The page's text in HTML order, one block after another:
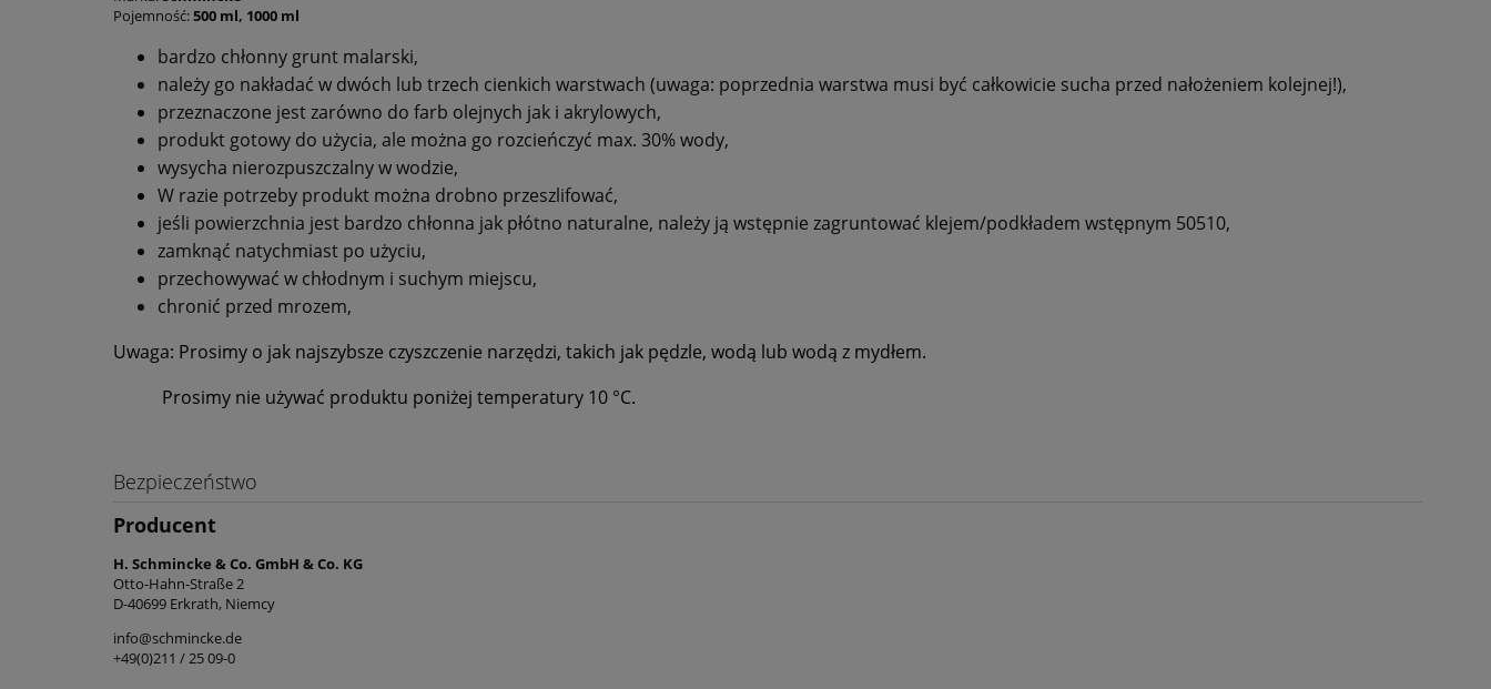
Pojemność:500 ml, 1000 ml
bardzo chłonny grunt malarski,
należy go nakładać w dwóch lub trzech cienkich warstwach (uwaga: poprzednia warstwa musi być całkowicie sucha przed nałożeniem kolejnej!),
przeznaczone jest zarówno do farb olejnych jak i akrylowych,
produkt gotowy do użycia, ale można go rozcieńczyć max. 30% wody,
wysycha nierozpuszczalny w wodzie,
W razie potrzeby produkt można drobno przeszlifować,
jeśli powierzchnia jest bardzo chłonna jak płótno naturalne, należy ją wstępnie zagruntować klejem/podkładem wstępnym 50510,
zamknąć natychmiast po użyciu,
przechowywać w chłodnym i suchym miejscu,
chronić przed mrozem,
Uwaga: Prosimy o jak najszybsze czyszczenie narzędzi, takich jak pędzle, wodą lub wodą z mydłem.
Prosimy nie używać produktu poniżej temperatury 10 °C.
Bezpieczeństwo
Producent
H. Schmincke & Co. GmbH & Co. KG
Otto-Hahn-Straße 2
D-40699 Erkrath, Niemcy
info@schmincke.de
+49(0)211 / 25 09-0